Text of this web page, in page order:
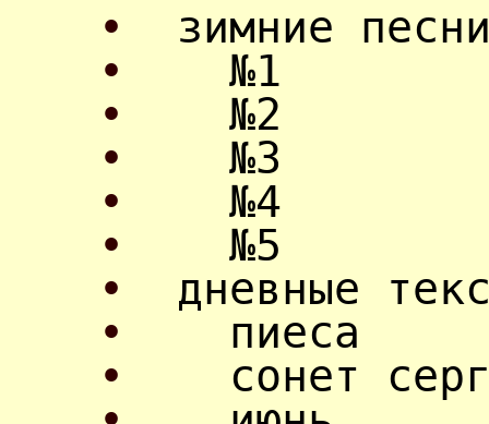
• зимние
•
№1
•
№2
•
№3
•
№4
•
№5
• дневные
•
пиеса
•
сонет